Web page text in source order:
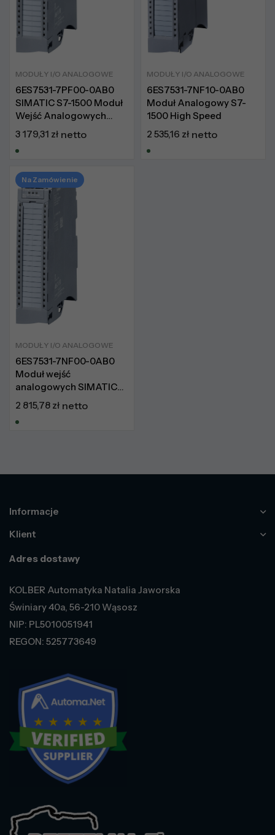
MODUŁY I/O ANALOGOWE
6ES7531-7PF00-0AB0
SIMATIC S7-1500 Moduł
Wejść Analogowych
High Feature
3 179,31 zł netto
MODUŁY I/O ANALOGOWE
6ES7531-7NF10-0AB0
Moduł Analogowy S7-
1500 High Speed
2 535,16 zł netto
Na Zamówienie
MODUŁY I/O ANALOGOWE
6ES7531-7NF00-0AB0
Moduł wejść
analogowych SIMATIC
S7-1500
2 815,78 zł netto
Informacje
Klient
Adres dostawy
KOLBER Automatyka Natalia Jaworska
Świniary 40a, 56-210 Wąsosz
NIP: PL5010051941
REGON: 525773649